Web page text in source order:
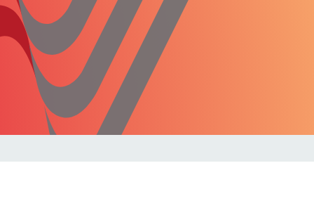
Familie
Freizeit
Gesundheit
Internet
Forschung
Migration
Polizei